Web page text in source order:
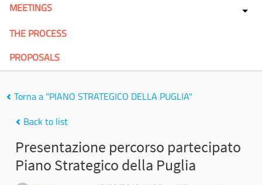
MEETINGS
THE PROCESS
PROPOSALS
Torna a "PIANO STRATEGICO DELLA PUGLIA"
Back to list
Presentazione percorso partecipato
Piano Strategico della Puglia